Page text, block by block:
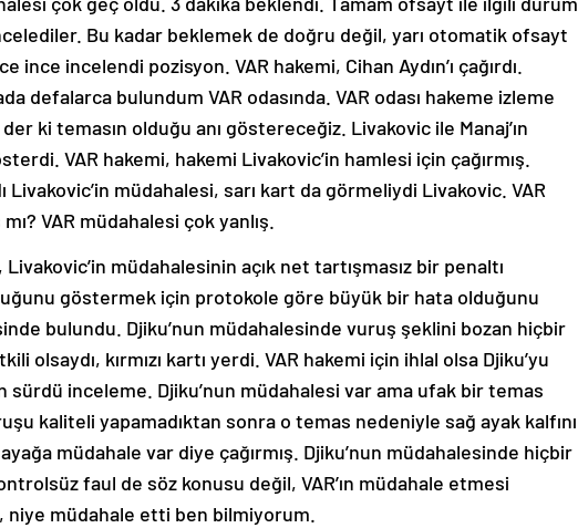
Bu kadar beklemek de doğru değil, yarı otomatik ofsayt
ince incelendi pozisyon. VAR hakemi, Cihan Aydın’ı çağırdı.
defalarca bulundum VAR odasında. VAR odası hakeme izleme
ki temasın olduğu anı göstereceğiz. Livakovic ile Manaj’ın
VAR hakemi, hakemi Livakovic’in hamlesi için çağırmış.
müdahalesi, sarı kart da görmeliydi Livakovic. VAR
VAR müdahalesi çok yanlış.
Livakovic’in müdahalesinin açık net tartışmasız bir penaltı
göstermek için protokole göre büyük bir hata olduğunu
bulundu. Djiku’nun müdahalesinde vuruş şeklini bozan hiçbir
olsaydı, kırmızı kartı yerdi. VAR hakemi için ihlal olsa Djiku’yu
inceleme. Djiku’nun müdahalesi var ama ufak bir temas
kaliteli yapamadıktan sonra o temas nedeniyle sağ ayak kalfını
müdahale var diye çağırmış. Djiku’nun müdahalesinde hiçbir
faul de söz konusu değil, VAR’ın müdahale etmesi
niye müdahale etti ben bilmiyorum.